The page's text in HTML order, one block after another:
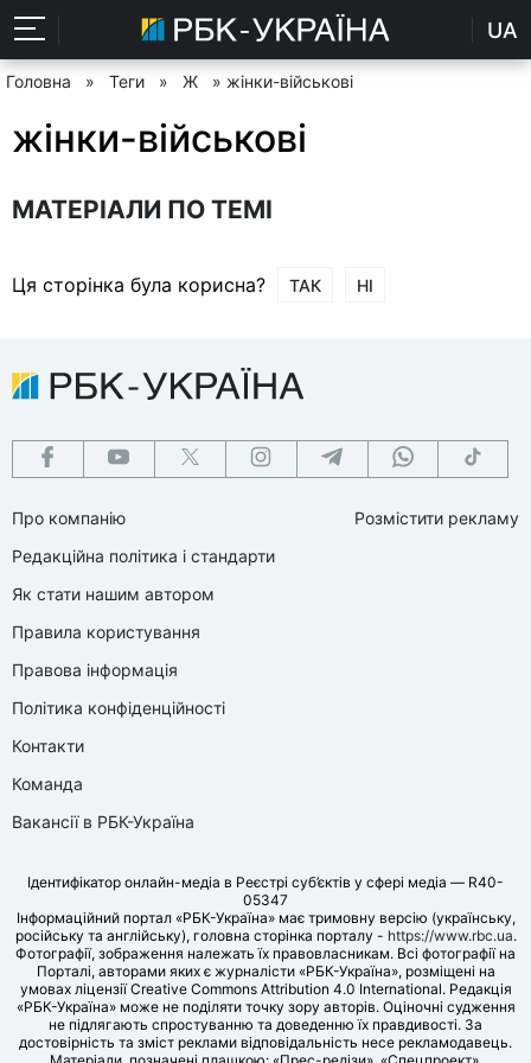
UA
Головна » Теги » Ж » жінки-військові
жінки-військові
МАТЕРІАЛИ ПО ТЕМІ
Ця сторінка була корисна? ТАК НІ
Про компанію
Редакційна політика і стандарти
Як стати нашим автором
Правила користування
Правова інформація
Політика конфіденційності
Контакти
Команда
Вакансії в РБК-Україна
Розмістити рекламу
Ідентифікатор онлайн-медіа в Реєстрі суб’єктів у сфері медіа — R40-
05347
Інформаційний портал «РБК-Україна» має тримовну версію (українську,
російську та англійську), головна сторінка порталу - https://www.rbc.ua.
Фотографії, зображення належать їх правовласникам. Всі фотографії на
Порталі, авторами яких є журналісти «РБК-Україна», розміщені на
умовах ліцензії Creative Commons Attribution 4.0 International. Редакція
«РБК-Україна» може не поділяти точку зору авторів. Оціночні судження
не підлягають спростуванню та доведенню їх правдивості. За
достовірність та зміст реклами відповідальність несе рекламодавець.